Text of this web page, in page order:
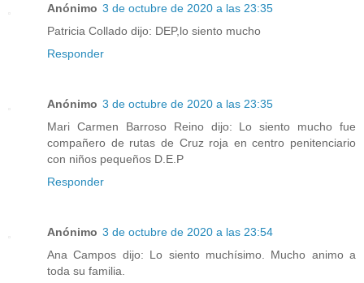
Anónimo 3 de octubre de 2020 a las 23:35
Patricia Collado dijo: DEP,lo siento mucho
Responder
Anónimo 3 de octubre de 2020 a las 23:35
Mari Carmen Barroso Reino dijo: Lo siento mucho fue
compañero de rutas de Cruz roja en centro penitenciario
con niños pequeños D.E.P
Responder
Anónimo 3 de octubre de 2020 a las 23:54
Ana Campos dijo: Lo siento muchísimo. Mucho animo a
toda su familia.